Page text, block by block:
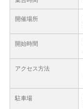
開催場所
開始時間
アクセス方法
駐車場